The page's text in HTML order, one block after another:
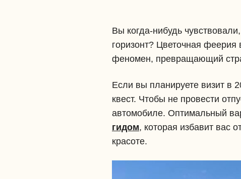
Вы когда-нибудь
горизонт? Цветочная
феномен, превращающий
Если вы планируете визит в
квест. Чтобы не провести
автомобиле. Оптимальный
гидом, которая избавит вас
красоте.